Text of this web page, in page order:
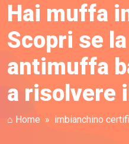
Hai muffa
Scopri se
antimuffa
a risolvere
⌂ Home imbianchino